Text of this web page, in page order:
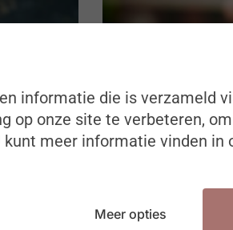
vijf jaar
LEREN & LOOPBANEN
informatie die is verzameld
op onze site te verbeteren,
meer informatie vinden in
Meer opties